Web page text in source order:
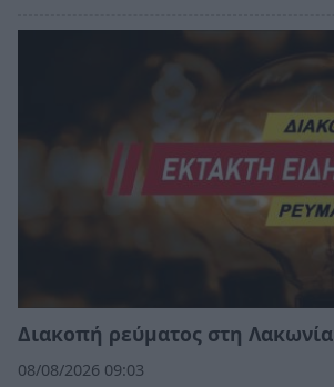
Διακοπή ρεύματος στη Λακωνία
08/08/2026 09:03